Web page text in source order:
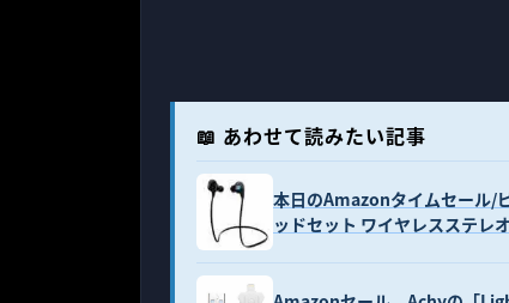
📖 あわせて読みたい記事
本日のAmazonタイムセール
ッドセット ワイヤレスステレ